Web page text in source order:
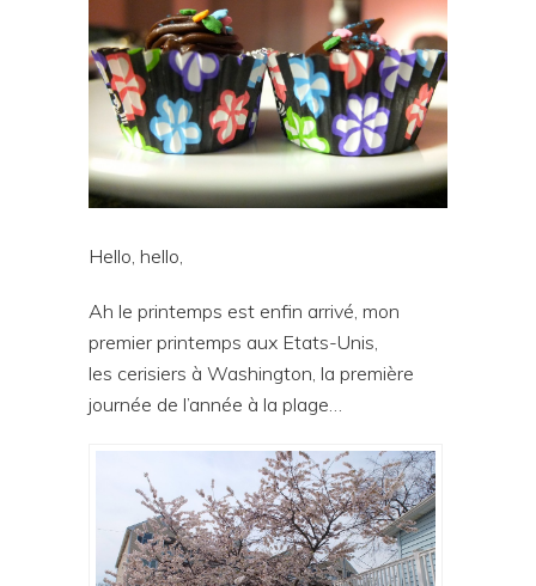
Hello, hello,
Ah le printemps est enfin arrivé, mon
premier printemps aux Etats-Unis,
les cerisiers à Washington, la première
journée de l’année à la plage…